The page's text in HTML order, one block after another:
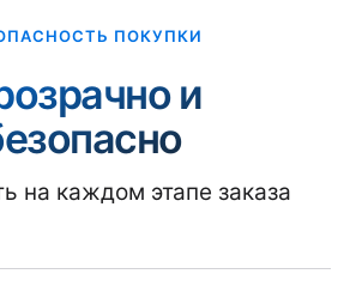
ПОКУПКИ
и
на каждом этапе заказа